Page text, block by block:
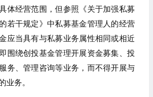
体经营范围，但参照《关于加强私募
若干规定》中私募基金管理人的经营
应当具有与私募业务属性相同或相近
围绕创投基金管理开展资金募集、投
务、管理咨询等业务，而不得开展与
业务。